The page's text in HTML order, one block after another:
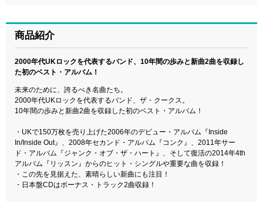
商品紹介
2000年代UKロックを代表するバンド、10年間の歩みと新曲2曲を収録し
た初のベスト・アルバム！
未来のために、誇るべき名曲たち。
2000年代UKロックを代表するバンド、ザ・クークス。
10年間の歩みと新曲2曲を収録した初のベスト・アルバム！
・UKで150万枚を売り上げた2006年のデビュー・アルバム『Inside
In/Inside Out』、2008年セカンド・アルバム『コンク』、2011年サー
ド・アルバム『ジャンク・オブ・ザ・ハート』、そして復活の2014年4th
アルバム『リッスン』からのヒット・シングルや重要な曲を収録！
・この先を見据えた、素晴らしい新曲にも注目！
・日本盤CDはボーナス・トラック2曲収録！